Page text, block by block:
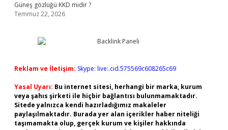
Güneş gözlüğü KKD midir ?
Temmuz 22, 2026
Reklam ve İletişim: Skype: live:.cid.575569c608265c69
Yasal Uyarı: Bu internet sitesi, herhangi bir marka, kurum
veya şahıs şirketi ile hiçbir bağlantısı bulunmamaktadır.
Sitede yalnızca kendi hazırladığımız makaleler
paylaşılmaktadır. Burada yer alan içerikler haber niteliği
taşımamakta olup, gerçek kurum ve kişiler hakkında